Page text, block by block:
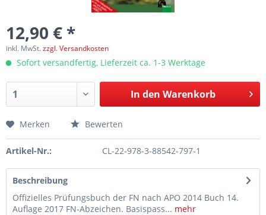
12,90 € *
inkl. MwSt.zzgl. Versandkosten
Sofort versandfertig, Lieferzeit ca. 1-3 Werktage
In den Warenkorb
Merken Bewerten
Artikel-Nr.: CL-22-978-3-88542-797-1
Beschreibung
Offizielles Prüfungsbuch der FN nach APO 2014 Buch 14.
Auflage 2017 FN-Abzeichen. Basispass... mehr